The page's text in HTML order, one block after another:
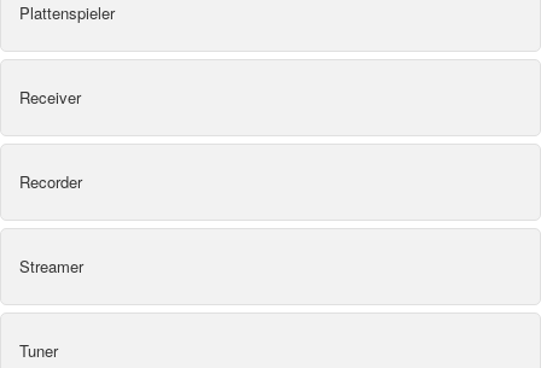
Plattenspieler
Receiver
Recorder
Streamer
Tuner